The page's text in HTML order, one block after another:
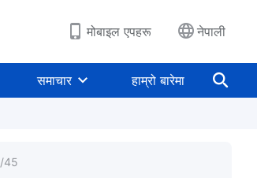
मोबाइल एपहरू नेपाली
समाचार हाम्रो बारेमा
/45